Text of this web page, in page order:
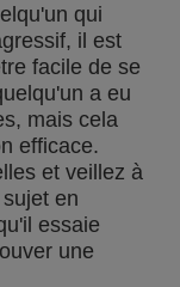
qui
il est
facile de se
a eu
mais cela
efficace.
et veillez à
en
essaie
une